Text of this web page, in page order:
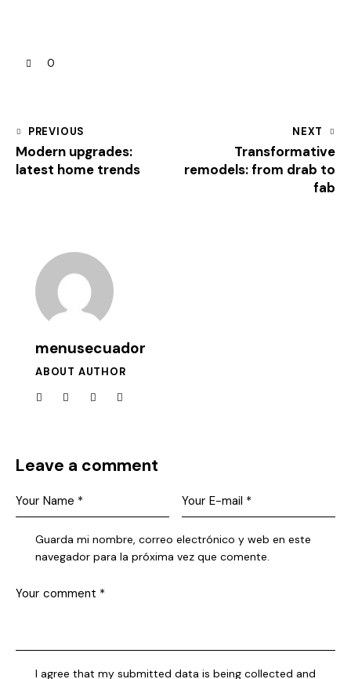
0
PREVIOUS
Modern upgrades:
latest home trends
NEXT
Transformative
remodels: from drab to
fab
menusecuador
ABOUT AUTHOR
Leave a comment
Guarda mi nombre, correo electrónico y web en este
navegador para la próxima vez que comente.
I agree that my submitted data is being collected and